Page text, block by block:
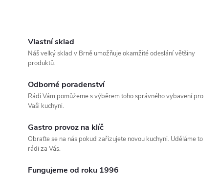
Vlastní sklad
Náš velký sklad v Brně umožňuje okamžité odeslání většiny
produktů.
Odborné poradenství
Rádi Vám pomůžeme s výběrem toho správného vybavení pro
Vaši kuchyni.
Gastro provoz na klíč
Obraťte se na nás pokud zařizujete novou kuchyni. Uděláme to
rádi za Vás.
Fungujeme od roku 1996